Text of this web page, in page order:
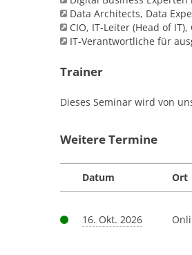
Data Architects, Data
CIO, IT-Leiter (Head of
IT-Verantwortliche für
Trainer
Dieses Seminar wird von
Weitere Termine
Datum Ort
16. Okt. 2026